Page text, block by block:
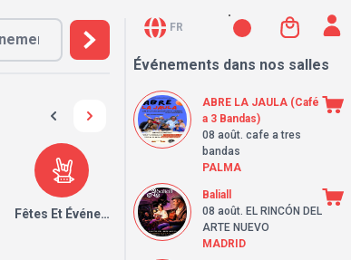
Fêtes Et Événements
FR
Événements dans nos salles
ABRE LA JAULA (Café
a 3 Bandas)
08 août. cafe a tres
bandas
PALMA
Baliall
08 août. EL RINCÓN DEL
ARTE NUEVO
MADRID